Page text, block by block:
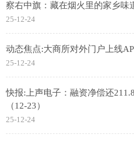
察右中旗：藏在烟火里的家乡味
25-12-24
动态焦点:大商所对外门户上线
25-12-24
快报:上声电子：融资净偿还
（12-23）
25-12-24